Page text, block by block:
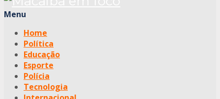
Menu
Home
Política
Educação
Esporte
Polícia
Tecnologia